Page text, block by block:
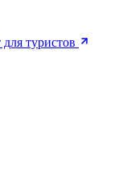
туристов